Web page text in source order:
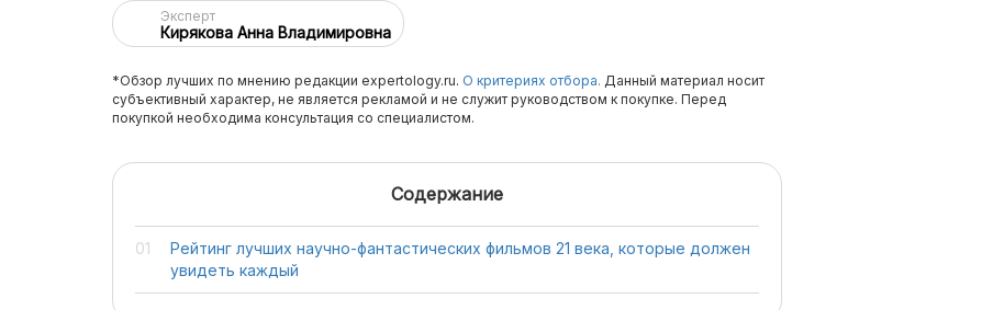
Эксперт
Кирякова Анна Владимировна
*Обзор лучших по мнению редакции expertology.ru. О критериях отбора. Данный материал носит
субъективный характер, не является рекламой и не служит руководством к покупке. Перед
покупкой необходима консультация со специалистом.
Содержание
Рейтинг лучших научно-фантастических фильмов 21 века, которые должен
увидеть каждый